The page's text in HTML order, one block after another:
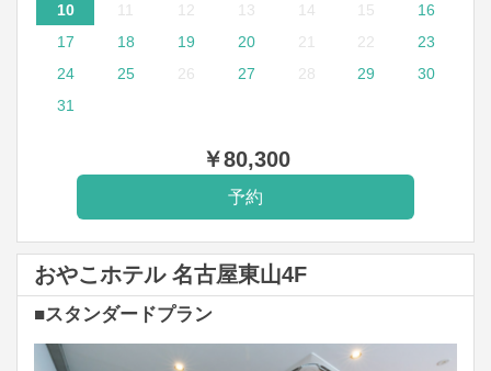
10
12 13 14 15
16
17
18 19 20 21 22
23
24
25 26 27 28 29
30
31
￥80,300
おやこホテル 名古屋東山4F
■スタンダードプラン